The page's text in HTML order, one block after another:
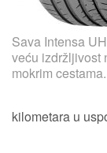
Sava Intensa
veću izdržljivost
mokrim cestama.
kilometara u